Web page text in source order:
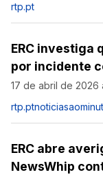
rtp.pt
ERC investiga
por incidente
17 de abril de 2026
rtp.pt
ERC abre
NewsWhip